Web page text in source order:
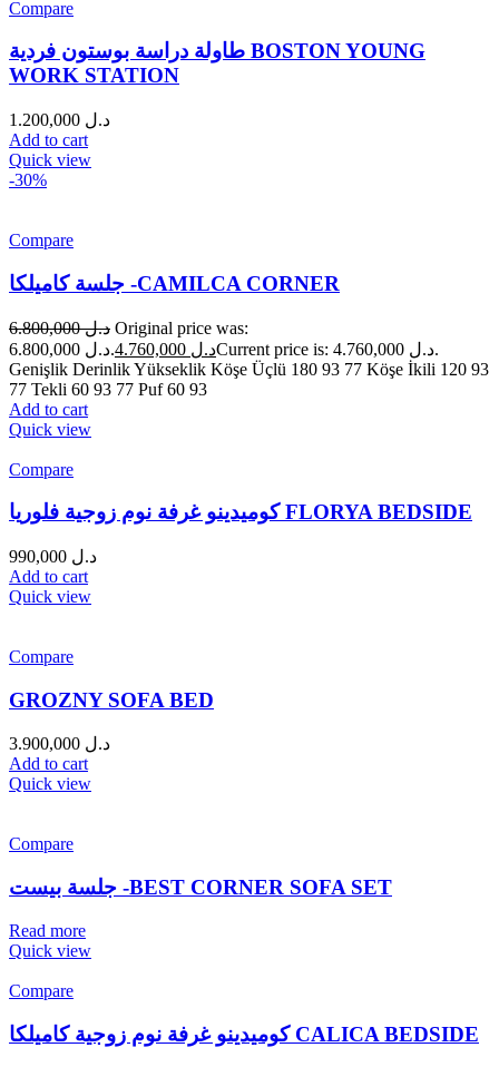
Compare
طاولة دراسة بوستون فردية BOSTON YOUNG
WORK STATION
د.ل
Add to cart
Quick view
-30%
Compare
جلسة كاميلكا -CAMILCA CORNER
د.ل6.800,000
Original price was:
د.ل 6.800,000.
د.ل
Current price is: د.ل 4.760,000.
Genişlik Derinlik Yükseklik Köşe Üçlü 180 93 77 Köşe İkili 120 93
77 Tekli 60 93 77 Puf 60 93
Add to cart
Quick view
Compare
كوميدينو غرفة نوم زوجية فلوريا FLORYA BEDSIDE
د.ل
Add to cart
Quick view
Compare
GROZNY SOFA BED
د.ل
Add to cart
Quick view
Compare
جلسة بيست -BEST CORNER SOFA SET
Read more
Quick view
Compare
كوميدينو غرفة نوم زوجية كاميلكا CALICA BEDSIDE